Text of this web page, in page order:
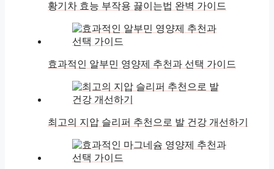
황기차 효능 부작용 끓이는법 완벽 가이드
효과적인 알부민 영양제 추천과 선택 가이드
최고의 지압 슬리퍼 추천으로 발 건강 개선하기